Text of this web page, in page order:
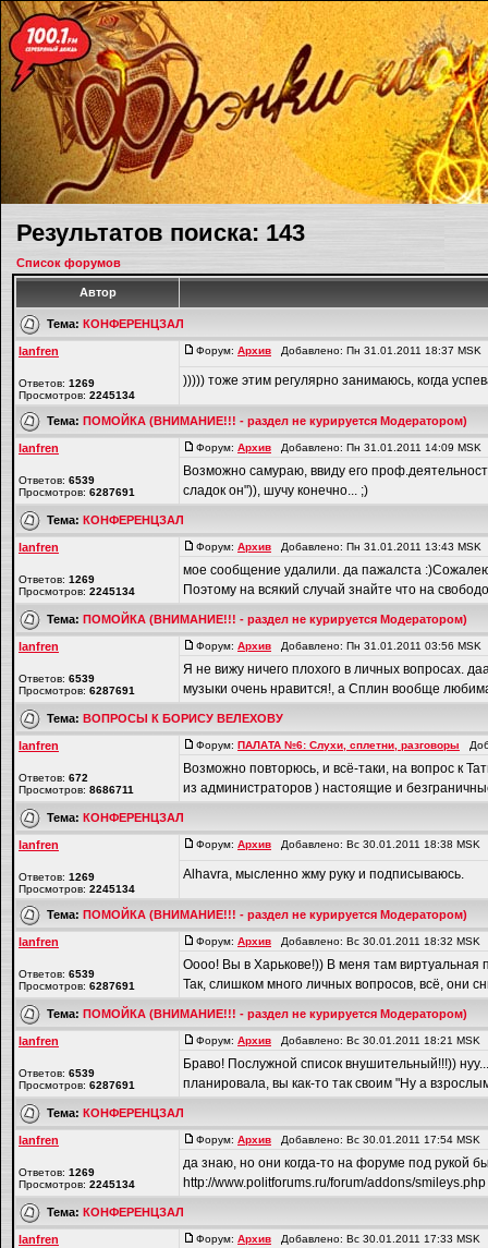
Результатов поиска: 143
Список форумов
Автор
Тема: КОНФЕРЕНЦЗАЛ
lanfren
Ответов: 1269
Просмотров: 2245134
Форум: Архив Добавлено: Пн 31.01.2011 18:37
))))) тоже этим регулярно занимаюсь, когда
Тема: ПОМОЙКА (ВНИМАНИЕ!!! - раздел не курируется Модератором)
lanfren
Ответов: 6539
Просмотров: 6287691
Форум: Архив Добавлено: Пн 31.01.2011 14:09
Возможно самураю, ввиду его
сладок он")), шучу конечно... ;)
Тема: КОНФЕРЕНЦЗАЛ
lanfren
Ответов: 1269
Просмотров: 2245134
Форум: Архив Добавлено: Пн 31.01.2011 13:43
мое сообщение удалили. да пажалста
Поэтому на всякий случай знайте что на
Тема: ПОМОЙКА (ВНИМАНИЕ!!! - раздел не курируется Модератором)
lanfren
Ответов: 6539
Просмотров: 6287691
Форум: Архив Добавлено: Пн 31.01.2011 03:56
Я не вижу ничего плохого в личных вопросах.
музыки очень нравится!, а Сплин вообще
Тема: ВОПРОСЫ К БОРИСУ ВЕЛЕХОВУ
lanfren
Ответов: 672
Просмотров: 8686711
Форум: ПАЛАТА №6: Слухи, сплетни, разговоры
Возможно повторюсь, и всё-таки, на вопрос к
из администраторов ) настоящие и
Тема: КОНФЕРЕНЦЗАЛ
lanfren
Ответов: 1269
Просмотров: 2245134
Форум: Архив Добавлено: Вс 30.01.2011 18:38
Alhavra, мысленно жму руку и подписываюсь.
Тема: ПОМОЙКА (ВНИМАНИЕ!!! - раздел не курируется Модератором)
lanfren
Ответов: 6539
Просмотров: 6287691
Форум: Архив Добавлено: Вс 30.01.2011 18:32
Оооо! Вы в Харькове!)) В меня там виртуальная
Так, слишком много личных вопросов, всё, они
Тема: ПОМОЙКА (ВНИМАНИЕ!!! - раздел не курируется Модератором)
lanfren
Ответов: 6539
Просмотров: 6287691
Форум: Архив Добавлено: Вс 30.01.2011 18:21
Браво! Послужной список внушительный!!!))
планировала, вы как-то так своим "Ну а
Тема: КОНФЕРЕНЦЗАЛ
lanfren
Ответов: 1269
Просмотров: 2245134
Форум: Архив Добавлено: Вс 30.01.2011 17:54
да знаю, но они когда-то на форуме под рукой
http://www.politforums.ru/forum/addons/smileys.php
Тема: КОНФЕРЕНЦЗАЛ
lanfren Форум: Архив Добавлено: Вс 30.01.2011 17:33